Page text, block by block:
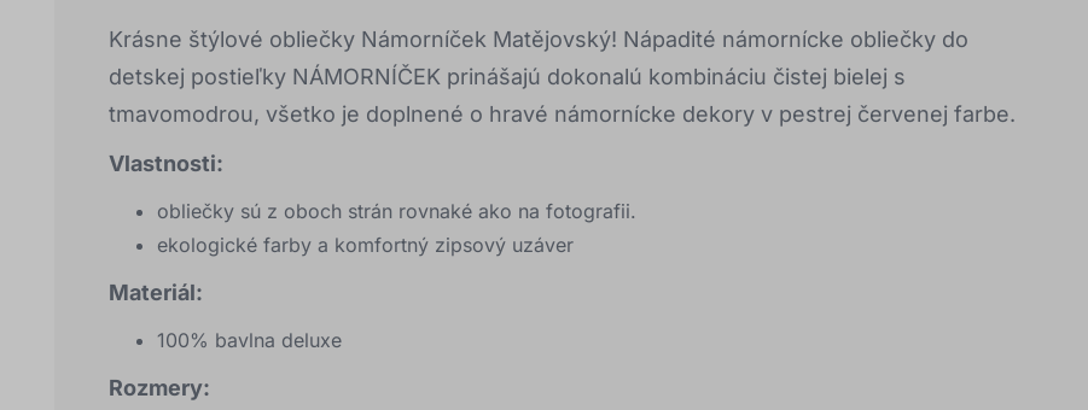
Krásne štýlové obliečky Námorníček Matějovský! Nápadité námornícke obliečky do
detskej postieľky NÁMORNÍČEK prinášajú dokonalú kombináciu čistej bielej s
tmavomodrou, všetko je doplnené o hravé námornícke dekory v pestrej červenej farbe.
Vlastnosti:
obliečky sú z oboch strán rovnaké ako na fotografii.
ekologické farby a komfortný zipsový uzáver
Materiál:
100% bavlna deluxe
Rozmery: